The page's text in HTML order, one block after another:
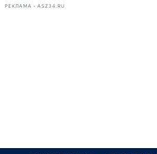
РЕКЛАМА • ASZ34.RU